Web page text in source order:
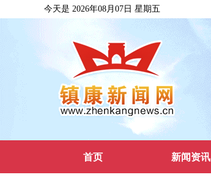
今天是 2026年08月07日 星期五
首页 新闻资讯